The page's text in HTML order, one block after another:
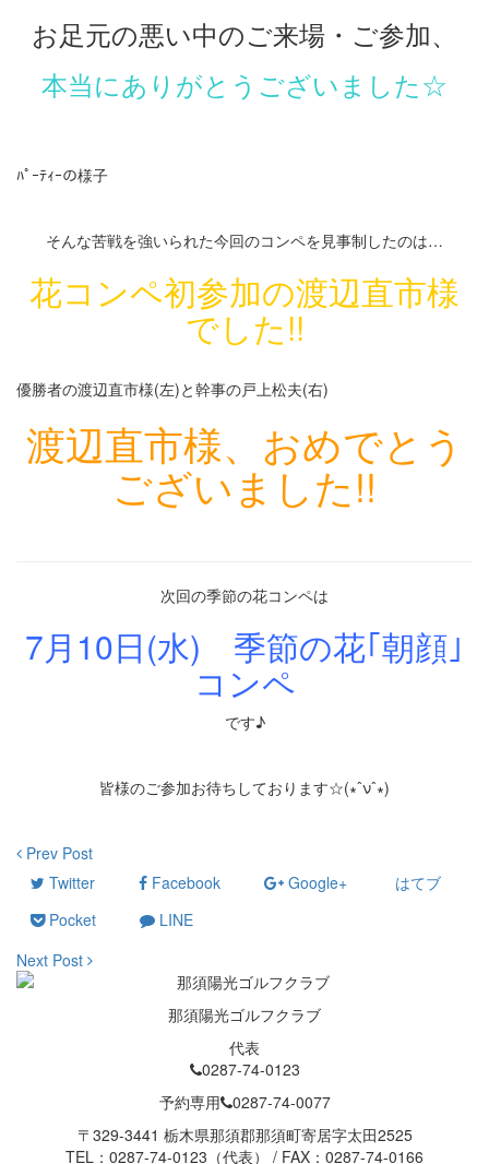
お足元の悪い中のご来場・ご参加、
本当にありがとうございました☆
ﾊﾟｰﾃｨｰの様子
そんな苦戦を強いられた今回のコンペを見事制したのは…
花コンペ初参加の渡辺直市様
でした!!
優勝者の渡辺直市様(左)と幹事の戸上松夫(右)
渡辺直市様、おめでとう
ございました!!
次回の季節の花コンペは
7月10日(水) 季節の花｢朝顔｣
コンペ
です♪
皆様のご参加お待ちしております☆(∗ˆνˆ∗)
Prev Post
Twitter
Facebook Google+
はてブ
Pocket
LINE
Next Post
那須陽光ゴルフクラブ
代表
0287-74-0123
予約専用 0287-74-0077
〒329-3441 栃木県那須郡那須町寄居字太田2525
TEL：0287-74-0123（代表） / FAX：0287-74-0166